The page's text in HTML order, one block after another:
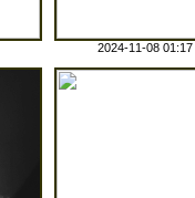
2024-11-08 01:17